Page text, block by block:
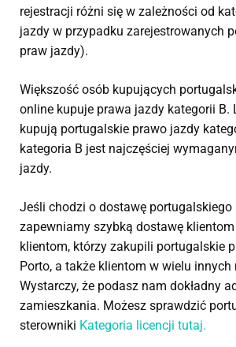
rejestracji różni się w zależności od
jazdy w przypadku zarejestrowanych
praw jazdy).
Większość osób kupujących
online kupuje prawa jazdy kategorii B.
kupują portugalskie prawo jazdy
kategoria B jest najczęściej
jazdy.
Jeśli chodzi o dostawę portugalskiego
zapewniamy szybką dostawę
klientom, którzy zakupili portugalskie
Porto, a także klientom w wielu innych
Wystarczy, że podasz nam dokładny
zamieszkania. Możesz sprawdzić
sterowniki Kategoria licencji tutaj.